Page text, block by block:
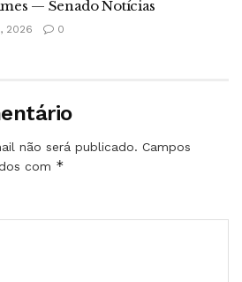
— Senado Notícias
2026 0
não será publicado. Campos
com *